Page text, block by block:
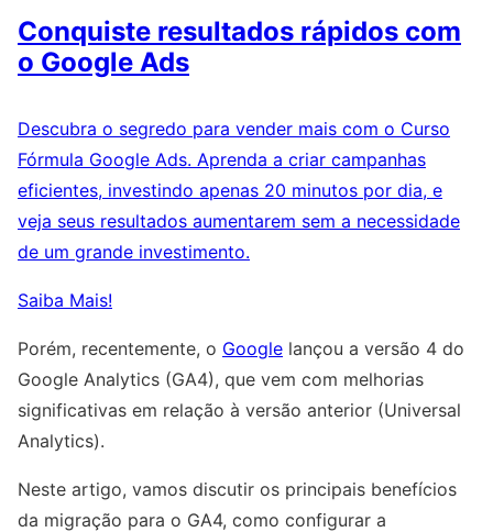
Conquiste resultados rápidos com
o Google Ads
Descubra o segredo para vender mais com o Curso
Fórmula Google Ads. Aprenda a criar campanhas
eficientes, investindo apenas 20 minutos por dia, e
veja seus resultados aumentarem sem a necessidade
de um grande investimento.
Saiba Mais!
Porém, recentemente, o Google lançou a versão 4 do
Google Analytics (GA4), que vem com melhorias
significativas em relação à versão anterior (Universal
Analytics).
Neste artigo, vamos discutir os principais benefícios
da migração para o GA4, como configurar a